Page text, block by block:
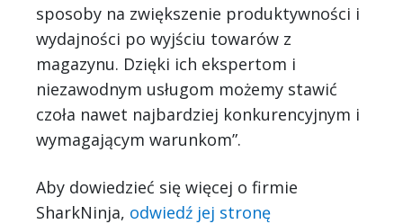
sposoby na zwiększenie produktywności i
wydajności po wyjściu towarów z
magazynu. Dzięki ich ekspertom i
niezawodnym usługom możemy stawić
czoła nawet najbardziej konkurencyjnym i
wymagającym warunkom”.
Aby dowiedzieć się więcej o firmie
SharkNinja, odwiedź jej stronę